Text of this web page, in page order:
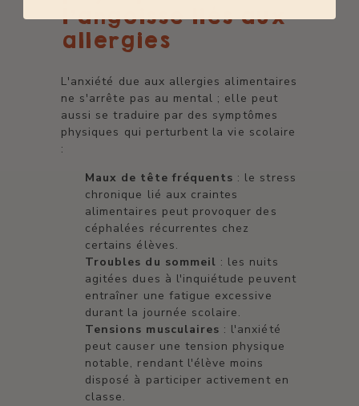
l'angoisse liés aux
allergies
L'anxiété due aux allergies alimentaires
ne s'arrête pas au mental ; elle peut
aussi se traduire par des symptômes
physiques qui perturbent la vie scolaire
:
Maux de tête fréquents : le stress
chronique lié aux craintes
alimentaires peut provoquer des
céphalées récurrentes chez
certains élèves.
Troubles du sommeil : les nuits
agitées dues à l'inquiétude peuvent
entraîner une fatigue excessive
durant la journée scolaire.
Tensions musculaires : l'anxiété
peut causer une tension physique
notable, rendant l'élève moins
disposé à participer activement en
classe.